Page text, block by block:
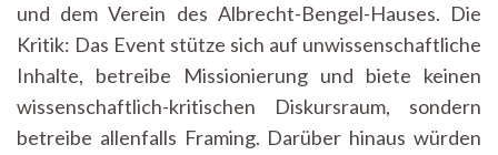
und dem Verein des Albrecht-Bengel-Hauses. Die
Kritik: Das Event stütze sich auf unwissenschaftliche
Inhalte, betreibe Missionierung und biete keinen
wissenschaftlich-kritischen Diskursraum, sondern
betreibe allenfalls Framing. Darüber hinaus würden